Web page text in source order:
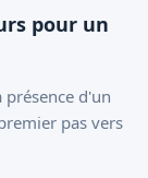
pour un
d'un
pas vers